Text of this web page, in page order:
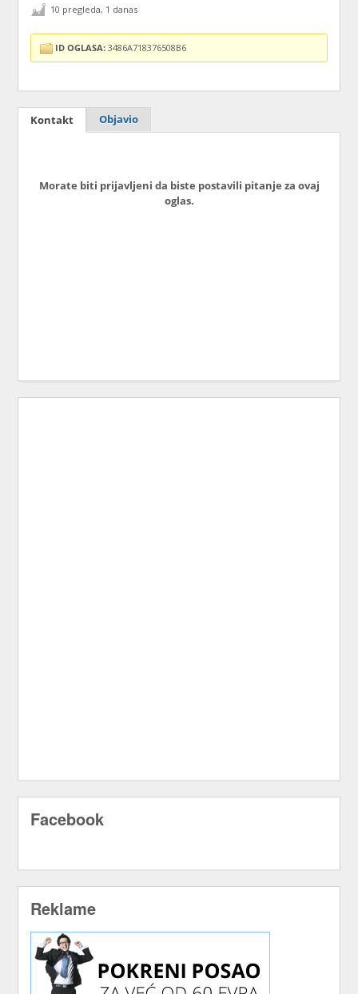
10 pregleda, 1 danas
ID OGLASA: 3486A718376508B6
Kontakt Objavio
Morate biti prijavljeni da biste postavili pitanje za ovaj
oglas.
Facebook
Reklame